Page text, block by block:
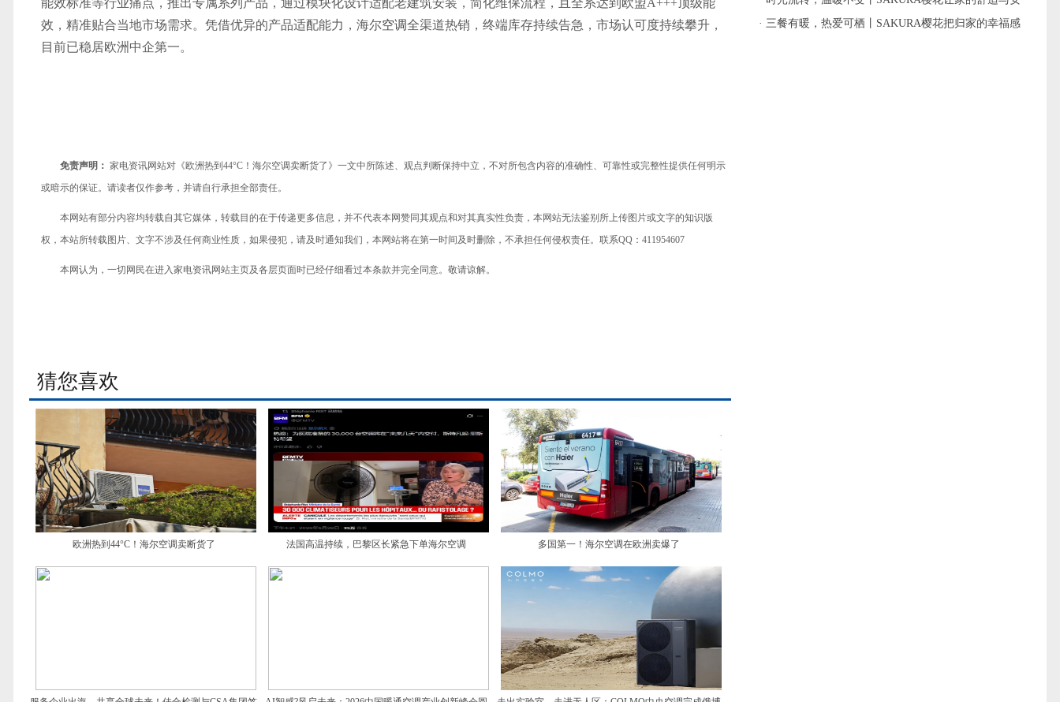
能效标准等行业痛点，推出专属系列产品，通过模块化设计适配老建筑安装，简化维保流程，且全系达到欧盟A+++顶级能
效，精准贴合当地市场需求。凭借优异的产品适配能力，海尔空调全渠道热销，终端库存持续告急，市场认可度持续攀升，
目前已稳居欧洲中企第一。
免责声明： 家电资讯网站对《欧洲热到44°C！海尔空调卖断货了》一文中所陈述、观点判断保持中立，不对所包含内容的准确性、可靠性或完整性提供任何明示
或暗示的保证。请读者仅作参考，并请自行承担全部责任。
本网站有部分内容均转载自其它媒体，转载目的在于传递更多信息，并不代表本网赞同其观点和对其真实性负责，本网站无法鉴别所上传图片或文字的知识版
权，本站所转载图片、文字不涉及任何商业性质，如果侵犯，请及时通知我们，本网站将在第一时间及时删除，不承担任何侵权责任。联系QQ：411954607
本网认为，一切网民在进入家电资讯网站主页及各层页面时已经仔细看过本条款并完全同意。敬请谅解。
猜您喜欢
欧洲热到44°C！海尔空调卖断货了 法国高温持续，巴黎区长紧急下单海尔空调 多国第一！海尔空调在欧洲卖爆了
心始终如约而至
· 三餐有暖，热爱可栖丨SAKURA樱花把归家的幸福感